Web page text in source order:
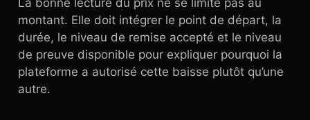
La bonne lecture du prix ne se limite pas au
montant. Elle doit intégrer le point de départ, la
durée, le niveau de remise accepté et le niveau
de preuve disponible pour expliquer pourquoi la
plateforme a autorisé cette baisse plutôt qu’une
autre.